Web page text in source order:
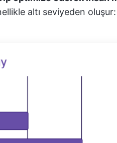
altı seviyeden oluşur: